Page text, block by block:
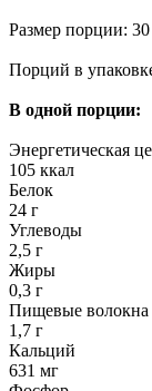
Размер порции:
Порций в
В одной порции:
Энергетическая
105 ккал
Белок
24 г
Углеводы
2,5 г
Жиры
0,3 г
Пищевые волокна
1,7 г
Кальций
631 мг